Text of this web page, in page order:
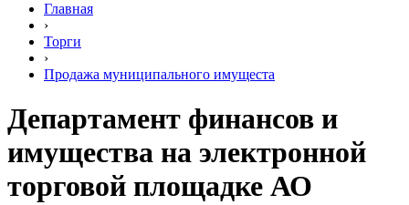
Главная
›
Торги
›
Продажа муниципального имущеста
Департамент финансов и
имущества на электронной
торговой площадке АО